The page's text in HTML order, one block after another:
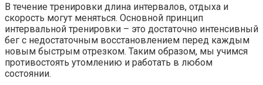
В течение тренировки длина интервалов, отдыха и
скорость могут меняться. Основной принцип
интервальной тренировки – это достаточно интенсивный
бег с недостаточным восстановлением перед каждым
новым быстрым отрезком. Таким образом, мы учимся
противостоять утомлению и работать в любом
состоянии.